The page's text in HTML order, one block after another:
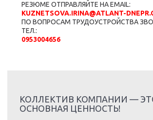
РЕЗЮМЕ ОТПРАВЛЯЙТЕ НА EMAIL:
KUZNETSOVA.IRINA@ATLANT-
ПО ВОПРОСАМ ТРУДОУСТРОЙСТВА
ТЕЛ.:
0953004656
КОЛЛЕКТИВ КОМПАНИИ —
ОСНОВНАЯ ЦЕННОСТЬ!